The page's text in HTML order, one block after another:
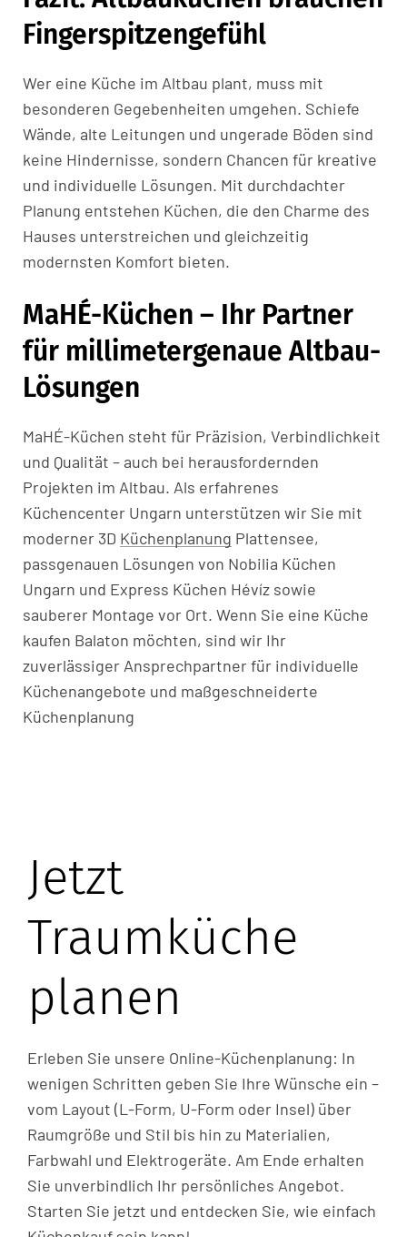
Fingerspitzengefühl
Wer eine Küche im Altbau plant, muss mit
besonderen Gegebenheiten umgehen. Schiefe
Wände, alte Leitungen und ungerade Böden sind
keine Hindernisse, sondern Chancen für kreative
und individuelle Lösungen. Mit durchdachter
Planung entstehen Küchen, die den Charme des
Hauses unterstreichen und gleichzeitig
modernsten Komfort bieten.
MaHÉ-Küchen – Ihr Partner
für millimetergenaue Altbau-
Lösungen
MaHÉ-Küchen steht für Präzision, Verbindlichkeit
und Qualität – auch bei herausfordernden
Projekten im Altbau. Als erfahrenes
Küchencenter Ungarn unterstützen wir Sie mit
moderner 3D Küchenplanung Plattensee,
passgenauen Lösungen von Nobilia Küchen
Ungarn und Express Küchen Hévíz sowie
sauberer Montage vor Ort. Wenn Sie eine Küche
kaufen Balaton möchten, sind wir Ihr
zuverlässiger Ansprechpartner für individuelle
Küchenangebote und maßgeschneiderte
Küchenplanung
Jetzt
Traumküche
planen
Erleben Sie unsere Online-Küchenplanung: In
wenigen Schritten geben Sie Ihre Wünsche ein –
vom Layout (L-Form, U-Form oder Insel) über
Raumgröße und Stil bis hin zu Materialien,
Farbwahl und Elektrogeräte. Am Ende erhalten
Sie unverbindlich Ihr persönliches Angebot.
Starten Sie jetzt und entdecken Sie, wie einfach